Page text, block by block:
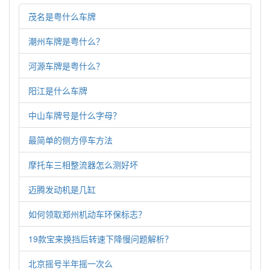
茂名是粤什么车牌
潮州车牌是粤什么？
河源车牌是粤什么？
阳江是什么车牌
中山车牌号是什么字母？
最简单的侧方停车方法
摩托车三相整流器怎么测好坏
迈腾发动机是几缸
如何领取郑州机动车环保标志？
19款宝来换挡后转速下降慢问题解析？
北京摇号半年摇一次么